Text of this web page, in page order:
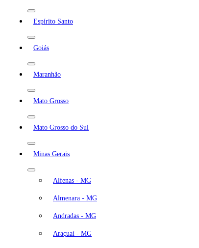
Espírito Santo
Goiás
Maranhão
Mato Grosso
Mato Grosso do Sul
Minas Gerais
Alfenas - MG
Almenara - MG
Andradas - MG
Araçuaí - MG